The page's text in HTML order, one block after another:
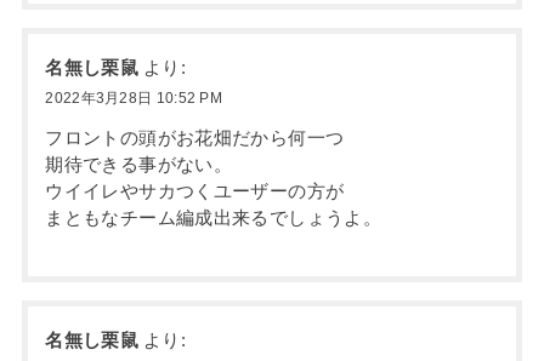
名無し栗鼠 より:
2022年3月28日 10:52 PM
フロントの頭がお花畑だから何一つ
期待できる事がない。
ウイイレやサカつくユーザーの方が
まともなチーム編成出来るでしょうよ。
名無し栗鼠 より: